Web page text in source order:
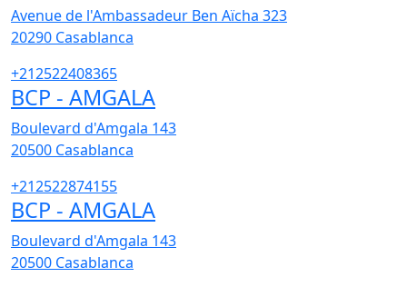
Avenue de l'Ambassadeur Ben Aïcha 323
20290 Casablanca
+212522408365
BCP - AMGALA
Boulevard d'Amgala 143
20500 Casablanca
+212522874155
BCP - AMGALA
Boulevard d'Amgala 143
20500 Casablanca